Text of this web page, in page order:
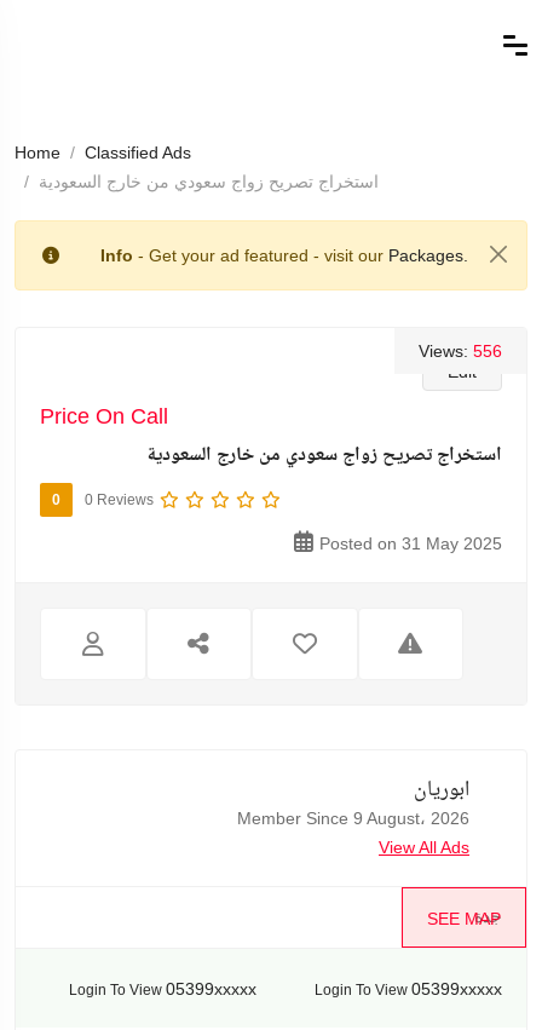
Home
Classified Ads
استخراج تصريح زواج سعودي من خارج السعودية
Info - Get your ad featured - visit our Packages.
Edit
Views: 556
Price On Call
استخراج تصريح زواج سعودي من خارج السعودية
0 0 Reviews
Posted on 31 May 2025
ابوريان
Member Since 9 August، 2026
View All Ads
SEE MAP
جدة
Login To View 05399xxxxx Login To View 05399xxxxx